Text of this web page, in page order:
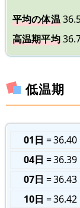
平均の体温
高温期平均
低温期
01日 36.40
04日
36.39
07日
36.43
10日
36.42